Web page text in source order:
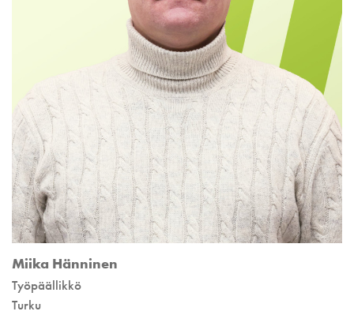
Miika Hänninen
Työpäällikkö
Turku